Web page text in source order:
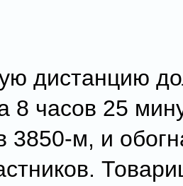
дистанцию
8 часов 25
3850-м, и